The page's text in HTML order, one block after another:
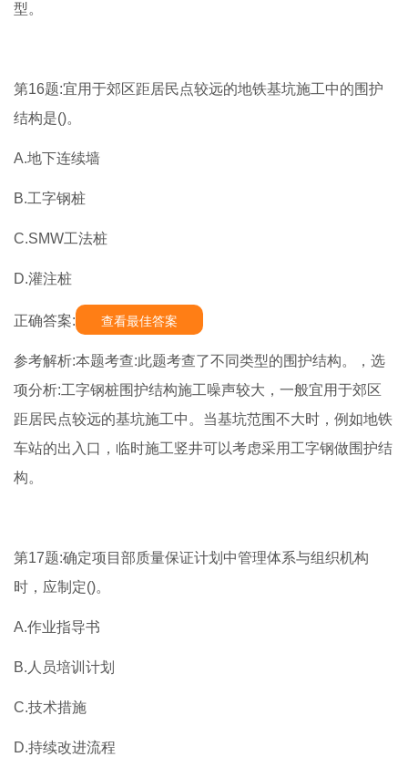
型。
第16题:宜用于郊区距居民点较远的地铁基坑施工中的围护
结构是()。
A.地下连续墙
B.工字钢桩
C.SMW工法桩
D.灌注桩
正确答案: 查看最佳答案
参考解析:本题考查:此题考查了不同类型的围护结构。，选
项分析:工字钢桩围护结构施工噪声较大，一般宜用于郊区
距居民点较远的基坑施工中。当基坑范围不大时，例如地铁
车站的出入口，临时施工竖井可以考虑采用工字钢做围护结
构。
第17题:确定项目部质量保证计划中管理体系与组织机构
时，应制定()。
A.作业指导书
B.人员培训计划
C.技术措施
D.持续改进流程